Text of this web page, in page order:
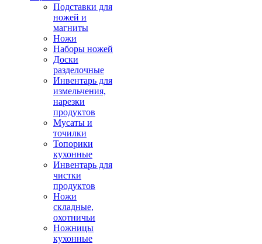
Подставки для
ножей и
магниты
Ножи
Наборы ножей
Доски
разделочные
Инвентарь для
измельчения,
нарезки
продуктов
Мусаты и
точилки
Топорики
кухонные
Инвентарь для
чистки
продуктов
Ножи
складные,
охотничьи
Ножницы
кухонные